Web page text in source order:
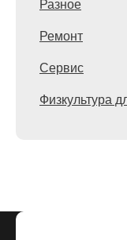
Разное
Ремонт
Сервис
Физкультура